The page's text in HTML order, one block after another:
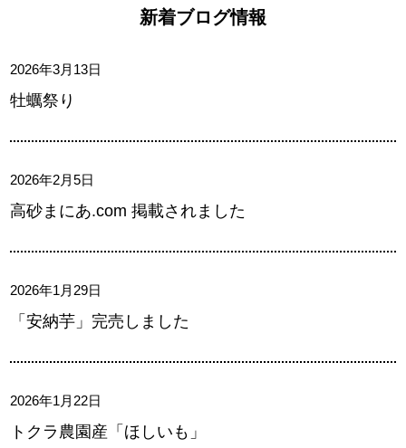
新着ブログ情報
2026年3月13日
牡蠣祭り
2026年2月5日
高砂まにあ.com 掲載されました
2026年1月29日
「安納芋」完売しました
2026年1月22日
トクラ農園産「ほしいも」